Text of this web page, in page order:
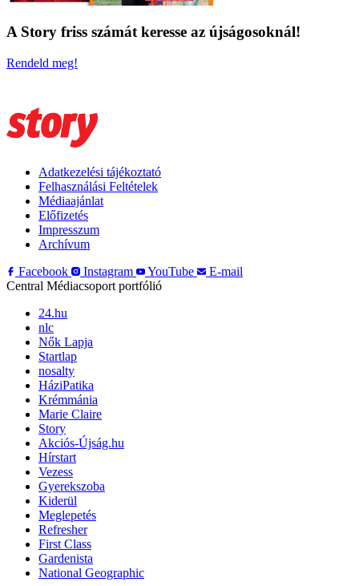
A Story friss számát keresse az újságosoknál!
Rendeld meg!
Adatkezelési tájékoztató
Felhasználási Feltételek
Médiaajánlat
Előfizetés
Impresszum
Archívum
Facebook
Instagram YouTube
E-mail
Central Médiacsoport portfólió
24.hu
nlc
Nők Lapja
Startlap
nosalty
HáziPatika
Krémmánia
Marie Claire
Story
Akciós-Újság.hu
Hírstart
Vezess
Gyerekszoba
Kiderül
Meglepetés
Refresher
First Class
Gardenista
National Geographic